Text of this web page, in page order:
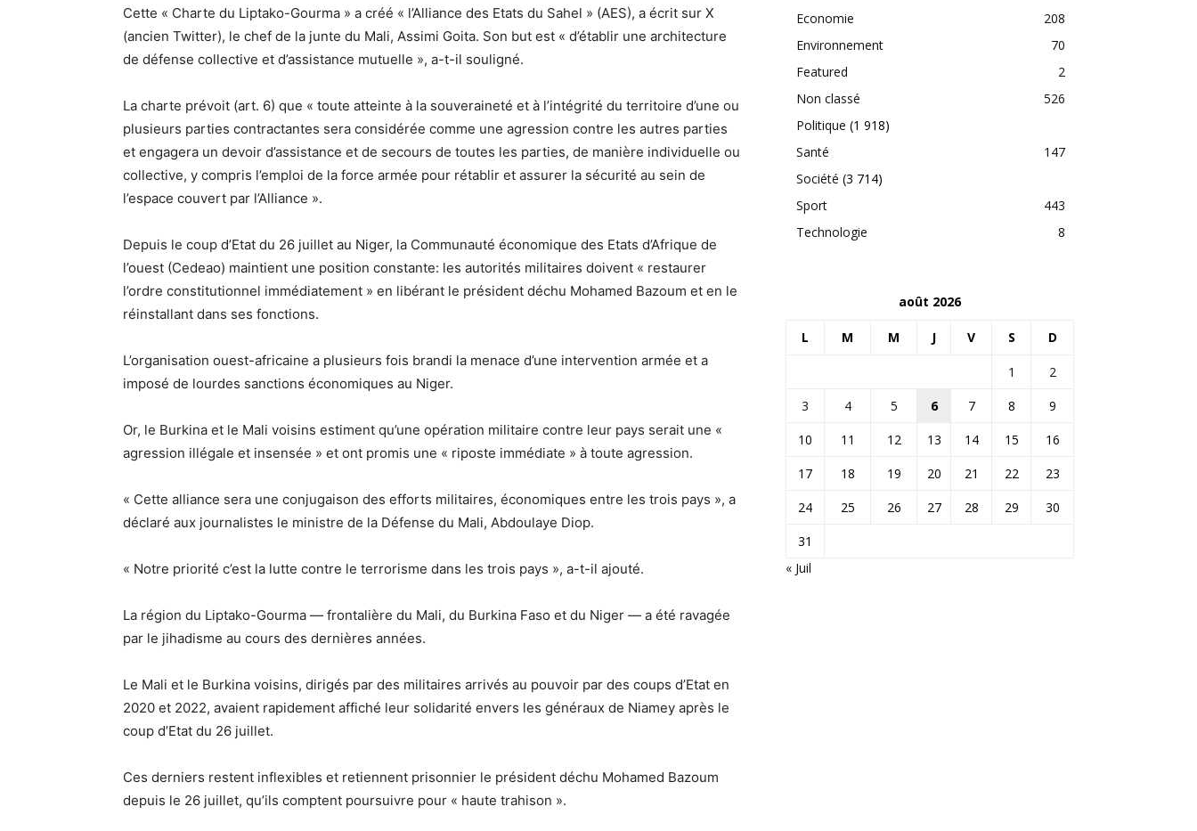
Cette « Charte du Liptako-Gourma » a créé « l’Alliance des Etats du Sahel » (AES), a écrit sur X
(ancien Twitter), le chef de la junte du Mali, Assimi Goita. Son but est « d’établir une architecture
de défense collective et d’assistance mutuelle », a-t-il souligné.
La charte prévoit (art. 6) que « toute atteinte à la souveraineté et à l’intégrité du territoire d’une ou
plusieurs parties contractantes sera considérée comme une agression contre les autres parties
et engagera un devoir d’assistance et de secours de toutes les parties, de manière individuelle ou
collective, y compris l’emploi de la force armée pour rétablir et assurer la sécurité au sein de
l’espace couvert par l’Alliance ».
Depuis le coup d’Etat du 26 juillet au Niger, la Communauté économique des Etats d’Afrique de
l’ouest (Cedeao) maintient une position constante: les autorités militaires doivent « restaurer
l’ordre constitutionnel immédiatement » en libérant le président déchu Mohamed Bazoum et en le
réinstallant dans ses fonctions.
L’organisation ouest-africaine a plusieurs fois brandi la menace d’une intervention armée et a
imposé de lourdes sanctions économiques au Niger.
Or, le Burkina et le Mali voisins estiment qu’une opération militaire contre leur pays serait une «
agression illégale et insensée » et ont promis une « riposte immédiate » à toute agression.
« Cette alliance sera une conjugaison des efforts militaires, économiques entre les trois pays », a
déclaré aux journalistes le ministre de la Défense du Mali, Abdoulaye Diop.
« Notre priorité c’est la lutte contre le terrorisme dans les trois pays », a-t-il ajouté.
La région du Liptako-Gourma — frontalière du Mali, du Burkina Faso et du Niger — a été ravagée
par le jihadisme au cours des dernières années.
Le Mali et le Burkina voisins, dirigés par des militaires arrivés au pouvoir par des coups d’Etat en
2020 et 2022, avaient rapidement affiché leur solidarité envers les généraux de Niamey après le
coup d’Etat du 26 juillet.
Ces derniers restent inflexibles et retiennent prisonnier le président déchu Mohamed Bazoum
depuis le 26 juillet, qu’ils comptent poursuivre pour « haute trahison ».
Economie
208
Environnement
70
Featured
2
Non classé
526
Politique (1 918)
Santé
147
Société (3 714)
Sport
443
Technologie
8
août 2026
L M M J V S D
1
2
3
4 5 6 7 8
9
10
11 12 13 14 15
16
17
18 19 20 21 22
23
24
25 26 27 28 29
30
31
« Juil